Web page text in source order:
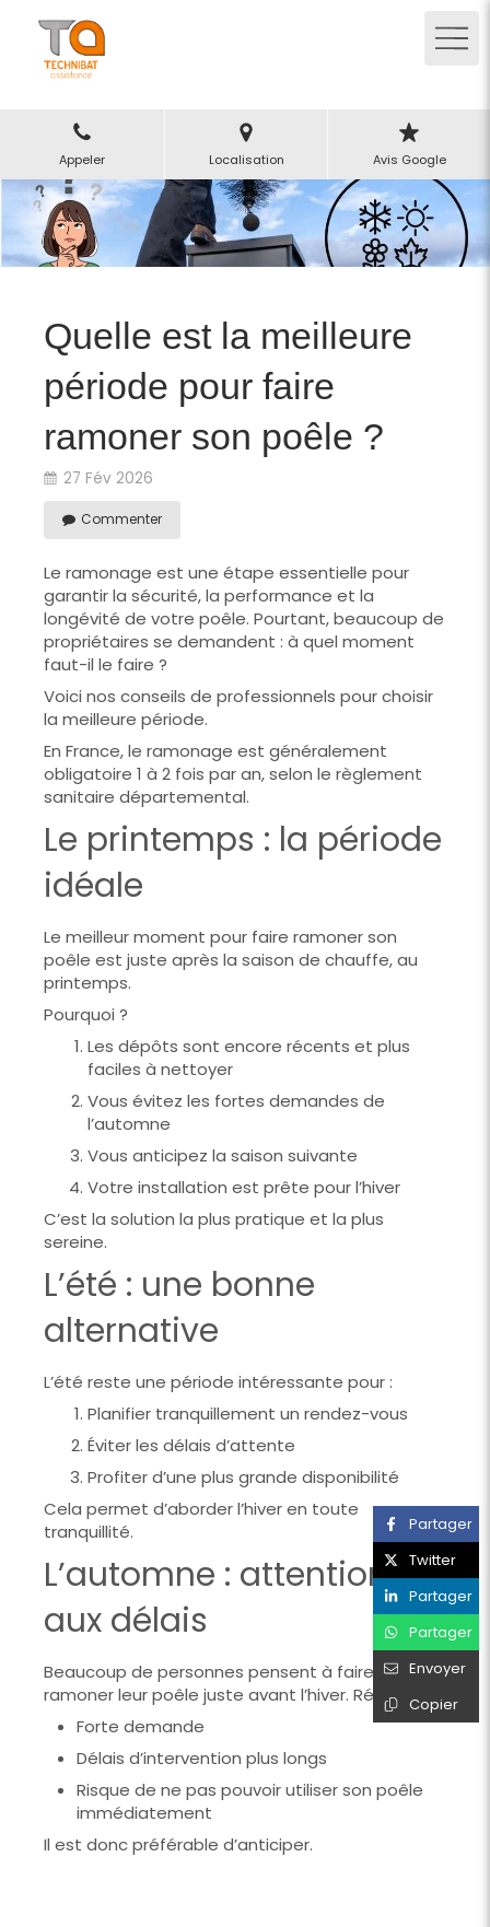
Appeler Localisation Avis Google
Quelle est la meilleure
période pour faire
ramoner son poêle ?
27 Fév 2026
Commenter
Le ramonage est une étape essentielle pour
garantir la sécurité, la performance et la
longévité de votre poêle. Pourtant, beaucoup de
propriétaires se demandent : à quel moment
faut-il le faire ?
Voici nos conseils de professionnels pour choisir
la meilleure période.
En France, le ramonage est généralement
obligatoire 1 à 2 fois par an, selon le règlement
sanitaire départemental.
Le printemps : la période
idéale
Le meilleur moment pour faire ramoner son
poêle est juste après la saison de chauffe, au
printemps.
Pourquoi ?
Les dépôts sont encore récents et plus
faciles à nettoyer
Vous évitez les fortes demandes de
l’automne
Vous anticipez la saison suivante
Votre installation est prête pour l’hiver
C’est la solution la plus pratique et la plus
sereine.
L’été : une bonne
alternative
L’été reste une période intéressante pour :
Planifier tranquillement un rendez-vous
Éviter les délais d’attente
Profiter d’une plus grande disponibilité
Cela permet d’aborder l’hiver en toute
tranquillité.
L’automne : attention
aux délais
Beaucoup de personnes pensent à faire
ramoner leur poêle juste avant l’hiver. Résultat :
Forte demande
Délais d’intervention plus longs
Risque de ne pas pouvoir utiliser son poêle
immédiatement
Il est donc préférable d’anticiper.
Partager
Twitter
Partager
Partager
Envoyer
Copier